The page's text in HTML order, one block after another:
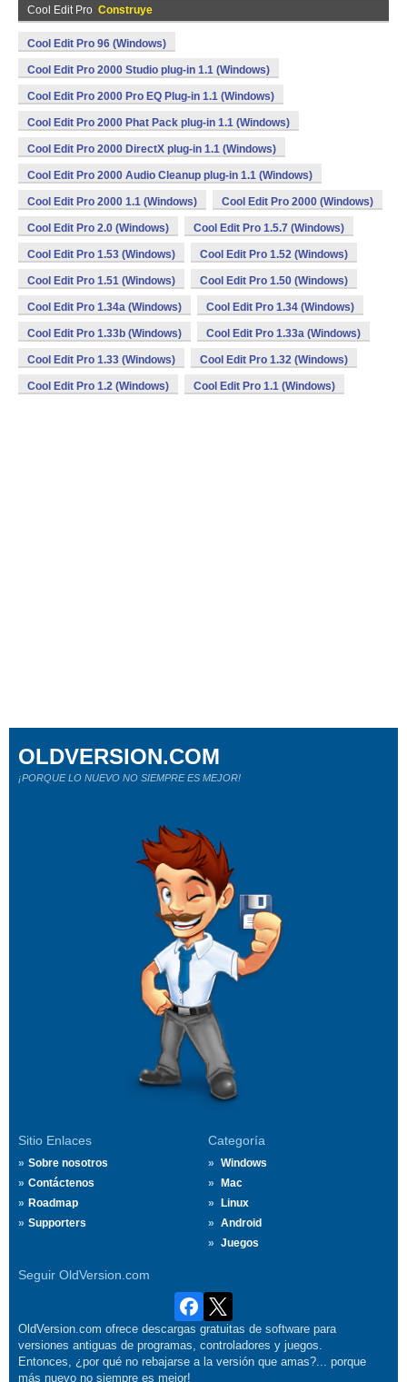
Cool Edit Pro Construye
Cool Edit Pro 96 (Windows)
Cool Edit Pro 2000 Studio plug-in 1.1 (Windows)
Cool Edit Pro 2000 Pro EQ Plug-in 1.1 (Windows)
Cool Edit Pro 2000 Phat Pack plug-in 1.1 (Windows)
Cool Edit Pro 2000 DirectX plug-in 1.1 (Windows)
Cool Edit Pro 2000 Audio Cleanup plug-in 1.1 (Windows)
Cool Edit Pro 2000 1.1 (Windows) Cool Edit Pro 2000 (Windows)
Cool Edit Pro 2.0 (Windows) Cool Edit Pro 1.5.7 (Windows)
Cool Edit Pro 1.53 (Windows) Cool Edit Pro 1.52 (Windows)
Cool Edit Pro 1.51 (Windows) Cool Edit Pro 1.50 (Windows)
Cool Edit Pro 1.34a (Windows) Cool Edit Pro 1.34 (Windows)
Cool Edit Pro 1.33b (Windows) Cool Edit Pro 1.33a (Windows)
Cool Edit Pro 1.33 (Windows) Cool Edit Pro 1.32 (Windows)
Cool Edit Pro 1.2 (Windows) Cool Edit Pro 1.1 (Windows)
Sitio Enlaces
Sobre nosotros
Contáctenos
Roadmap
Supporters
Categoría
Windows
Mac
Linux
Android
Juegos
Seguir OldVersion.com
OLDVERSION.COM
¡PORQUE LO NUEVO NO SIEMPRE ES MEJOR!
OldVersion.com ofrece descargas gratuitas de software para
versiones antiguas de programas, controladores y juegos.
Entonces, ¿por qué no rebajarse a la versión que amas?... porque
más nuevo no siempre es mejor!